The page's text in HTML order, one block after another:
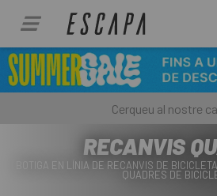
RECANVIS
BOTIGA EN LÍNIA DE RECANVIS DE
QUADRES DE